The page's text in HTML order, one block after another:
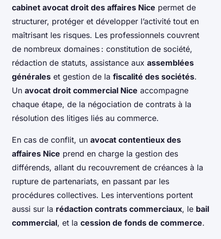
cabinet avocat droit des affaires Nice permet de
structurer, protéger et développer l’activité tout en
maîtrisant les risques. Les professionnels couvrent
de nombreux domaines : constitution de société,
rédaction de statuts, assistance aux assemblées
générales et gestion de la fiscalité des sociétés.
Un avocat droit commercial Nice accompagne
chaque étape, de la négociation de contrats à la
résolution des litiges liés au commerce.
En cas de conflit, un avocat contentieux des
affaires Nice prend en charge la gestion des
différends, allant du recouvrement de créances à la
rupture de partenariats, en passant par les
procédures collectives. Les interventions portent
aussi sur la rédaction contrats commerciaux, le bail
commercial, et la cession de fonds de commerce.